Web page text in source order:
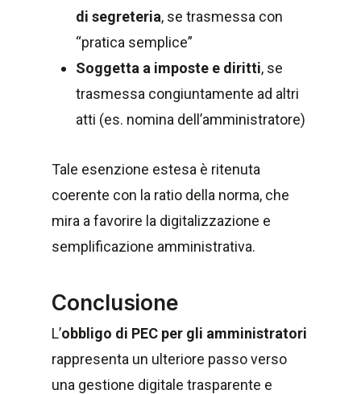
di segreteria, se trasmessa con
“pratica semplice”
Soggetta a imposte e diritti, se
trasmessa congiuntamente ad altri
atti (es. nomina dell’amministratore)
Tale esenzione estesa è ritenuta
coerente con la ratio della norma, che
mira a favorire la digitalizzazione e
semplificazione amministrativa.
Conclusione
L’obbligo di PEC per gli amministratori
rappresenta un ulteriore passo verso
una gestione digitale trasparente e